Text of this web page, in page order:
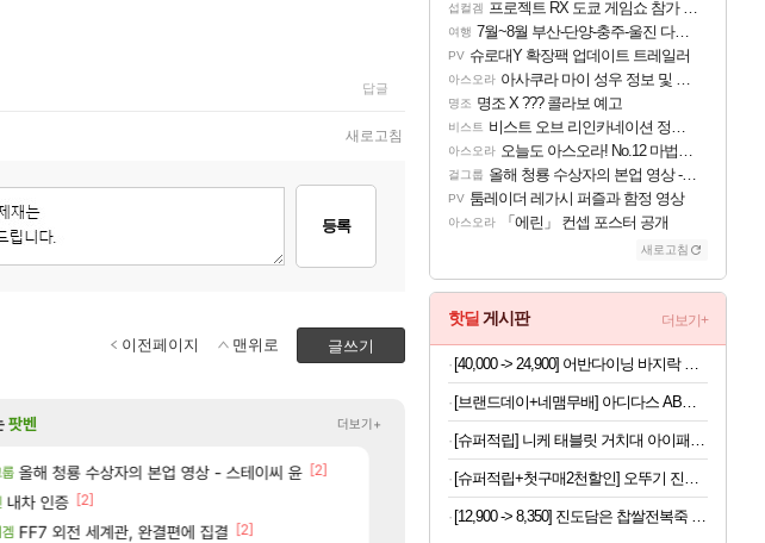
답글
새로고침
등록
글쓰기
이전페이지 맨위로
메이플 렉걸리는 애들은 참고해라
[620]
ㅅㅂ 현질 금액 1억이 넘네요..다들 꼭 해보십셔ㅁㅊ
“ 경기도 사실상 부도. ” [279]
오늘 갑자기 떡상한 팔찌옵션 [33]
문도가 너무 후진입만 하려고하던데 [33]
에마삼 6억컷ㅋㅋㅋ
[64]
팟벤 더보기+
올해 청룡 수상자의 본업 영상 - 스테이씨 윤 [2]
내차 인증 [2]
FF7 외전 세계관, 완결편에 집결 [2]
섭컬겜 섬란 카구라 개발사 신작 [시노비 넥서스] 연내 출시
섭컬겜 넷마블, 신작 서브컬쳐 게임 [펄 인 블루] 티저 사이트
4컷 만화 | 야간 보초는 너무 힘들어
섭컬겜 프로젝트 RX 도쿄 게임쇼 참가 결정
여행 7월~8월 부산-단양-충주-울진 다녀왔어요~
PV 슈로대Y 확장팩 업데이트 트레일러
아스오라 아사쿠라 마이 성우 정보 및 주요 필모
명조 명조 X ??? 콜라보 예고
비스트 비스트 오브 리인카네이션 정보/공략글 모음
아스오라 오늘도 아스오라! No.12 마법사 클랜: 신주쿠구
걸그룹 올해 청룡 수상자의 본업 영상 - 스테이씨 윤
PV 툼레이더 레가시 퍼즐과 함정 영상
아스오라 「에린」 컨셉 포스터 공개
새로고침
핫딜 게시판 더보기+
[12,900 -> 8,350] 진도담은 찹쌀전복죽 밀키트 120g